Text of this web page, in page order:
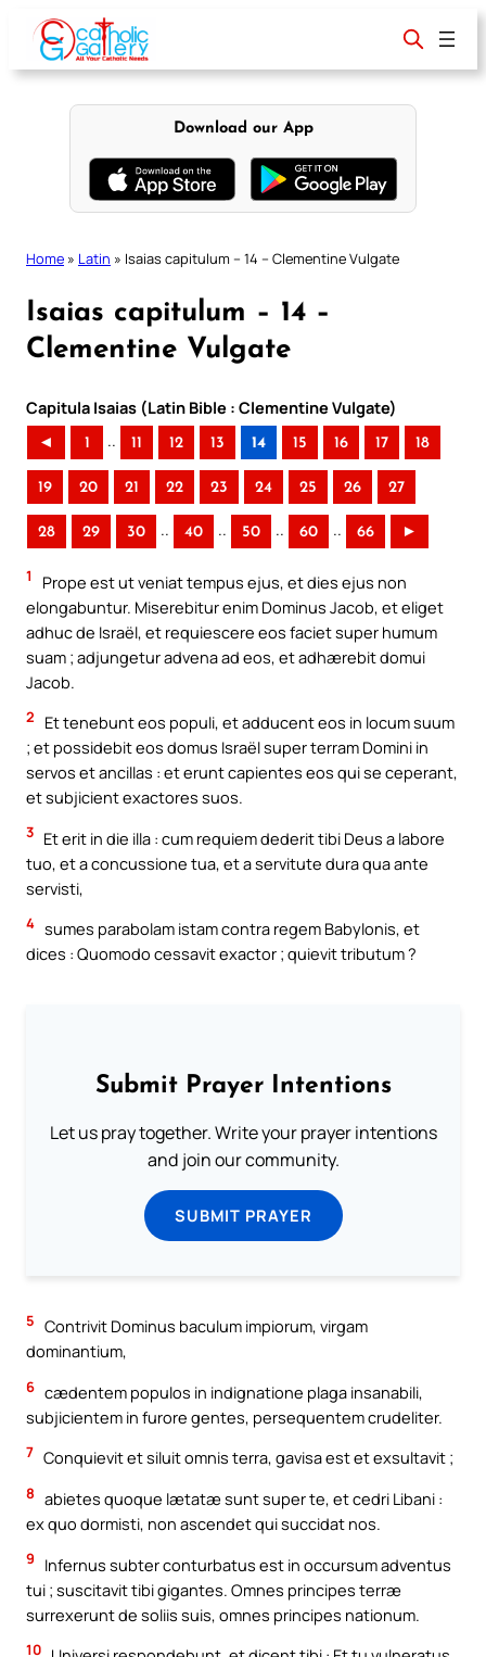
content
Download our App
Home » Latin » Isaias capitulum – 14 – Clementine Vulgate
Isaias capitulum – 14 –
Clementine Vulgate
Capitula Isaias (Latin Bible : Clementine Vulgate)
◄ 1 .. 11 12 13 14 15 16 17 18
19 20 21 22 23 24 25 26 27
28 29 30 .. 40 .. 50 .. 60 .. 66 ►
1
Prope est ut veniat tempus ejus, et dies ejus non
elongabuntur. Miserebitur enim Dominus Jacob, et eliget
adhuc de Israël, et requiescere eos faciet super humum
suam ; adjungetur advena ad eos, et adhærebit domui
Jacob.
2
Et tenebunt eos populi, et adducent eos in locum suum
; et possidebit eos domus Israël super terram Domini in
servos et ancillas : et erunt capientes eos qui se ceperant,
et subjicient exactores suos.
3 Et erit in die illa : cum requiem dederit tibi Deus a labore
tuo, et a concussione tua, et a servitute dura qua ante
servisti,
4 sumes parabolam istam contra regem Babylonis, et
dices : Quomodo cessavit exactor ; quievit tributum ?
Submit Prayer Intentions
Let us pray together. Write your prayer intentions
and join our community.
SUBMIT PRAYER
5 Contrivit Dominus baculum impiorum, virgam
dominantium,
6 cædentem populos in indignatione plaga insanabili,
subjicientem in furore gentes, persequentem crudeliter.
7 Conquievit et siluit omnis terra, gavisa est et exsultavit ;
8 abietes quoque lætatæ sunt super te, et cedri Libani :
ex quo dormisti, non ascendet qui succidat nos.
9
Infernus subter conturbatus est in occursum adventus
tui ; suscitavit tibi gigantes. Omnes principes terræ
surrexerunt de soliis suis, omnes principes nationum.
10